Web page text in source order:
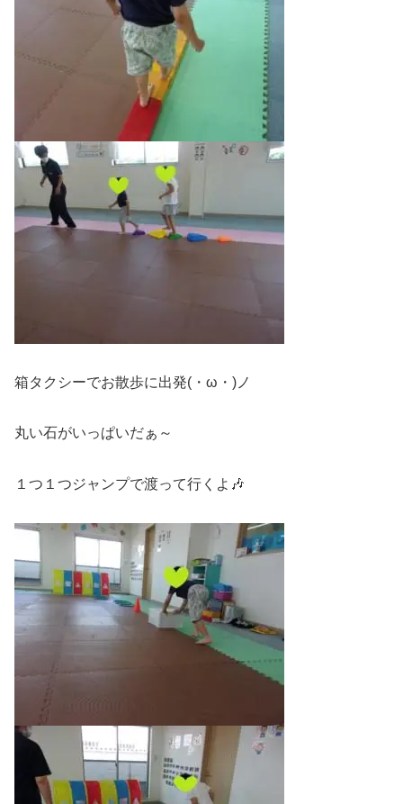
箱タクシーでお散歩に出発(・ω・)ノ
丸い石がいっぱいだぁ～
１つ１つジャンプで渡って行くよ🎶